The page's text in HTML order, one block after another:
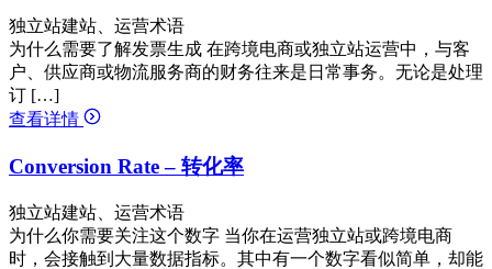
独立站建站、运营术语
为什么需要了解发票生成 在跨境电商或独立站运营中，与客
户、供应商或物流服务商的财务往来是日常事务。无论是处理
订 […]
查看详情
Conversion Rate – 转化率
独立站建站、运营术语
为什么你需要关注这个数字 当你在运营独立站或跨境电商
时，会接触到大量数据指标。其中有一个数字看似简单，却能